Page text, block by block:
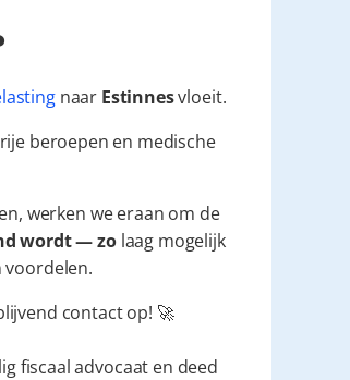
naar Estinnes vloeit.
beroepen en medische
werken we eraan om de
wordt — zo laag mogelijk
voordelen.
contact op! 🚀
fiscaal advocaat en deed